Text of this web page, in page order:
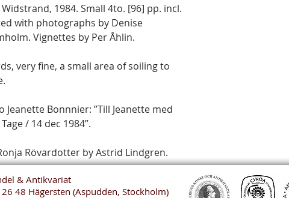
1984. Small 4to. [96] pp. incl.
with photographs by Denise
Vignettes by Per Åhlin.
very fine, a small area of soiling to
Bonnnier: ”Till Jeanette med
/ 14 dec 1984”.
Rövardotter by Astrid Lindgren.
& Antikvariat
48 Hägersten (Aspudden, Stockholm)